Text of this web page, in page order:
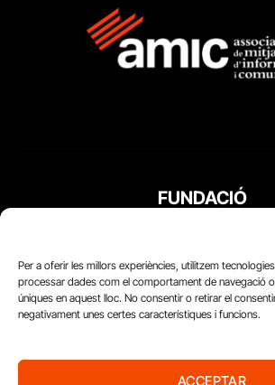
Per a oferir les millors experiències, utilitzem
processar dades com el comportament de navegació
úniques en aquest lloc. No consentir o retirar el
negativament unes certes característiques i funcions.
ACCEPTAR
FUNDACIÓ